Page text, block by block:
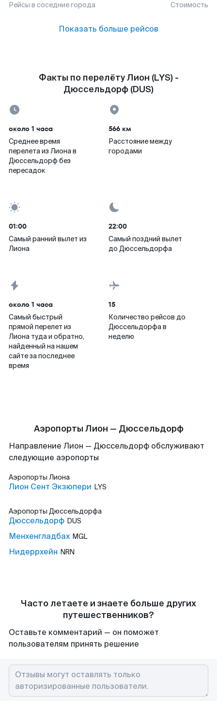
Рейсы в соседние города Стоимость
Показать больше рейсов
Факты по перелёту Лион (LYS) -
Дюссельдорф (DUS)
около 1 часа
Среднее время
перелета из Лиона в
Дюссельдорф без
пересадок
566 км
Расстояние между
городами
01:00
Самый ранний вылет из
Лиона
22:00
Самый поздний вылет
до Дюссельдорфа
около 1 часа
Самый быстрый
прямой перелет из
Лиона туда и обратно,
найденный на нашем
сайте за последнее
время
15
Количество рейсов до
Дюссельдорфа в
неделю
Аэропорты Лион — Дюссельдорф
Направление Лион — Дюссельдорф обслуживают
следующие аэропорты
Аэропорты Лиона
Лион Сент Экзюпери LYS
Аэропорты Дюссельдорфа
Дюссельдорф DUS
Менхенгладбах MGL
Нидеррхейн NRN
Часто летаете и знаете больше других
путешественников?
Оставьте комментарий — он поможет
пользователям принять решение